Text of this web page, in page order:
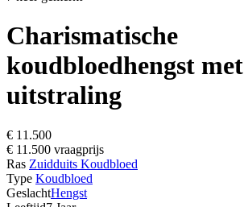
Charismatische
koudbloedhengst met
uitstraling
€ 11.500
€ 11.500 vraagprijs
Ras Zuidduits Koudbloed
Type Koudbloed
GeslachtHengst